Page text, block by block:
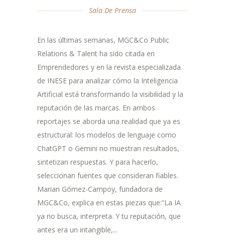
Sala De Prensa
En las últimas semanas, MGC&Co Public
Relations & Talent ha sido citada en
Emprendedores y en la revista especializada
de INESE para analizar cómo la Inteligencia
Artificial está transformando la visibilidad y la
reputación de las marcas. En ambos
reportajes se aborda una realidad que ya es
estructural: los modelos de lenguaje como
ChatGPT o Gemini no muestran resultados,
sintetizan respuestas. Y para hacerlo,
seleccionan fuentes que consideran fiables.
Marian Gómez-Campoy, fundadora de
MGC&Co, explica en estas piezas que:“La IA
ya no busca, interpreta. Y tu reputación, que
antes era un intangible,...